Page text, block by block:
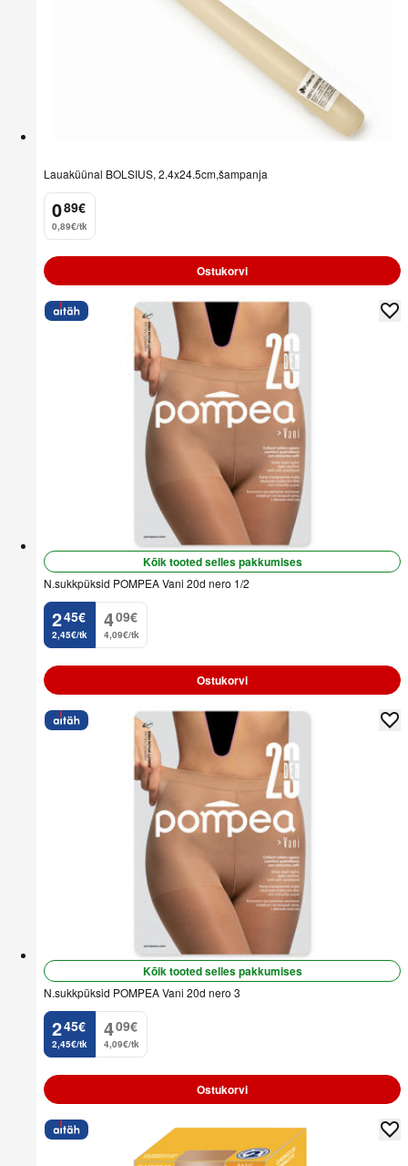
Lauaküünal BOLSIUS, 2.4x24.5cm,šampanja
0
. 89€
0,89€/tk
Ostukorvi
Kõik tooted selles pakkumises
N.sukkpüksid POMPEA Vani 20d nero 1/2
2
. 45€
2,45€/tk
4
. 09€
4,09€/tk
Ostukorvi
Kõik tooted selles pakkumises
N.sukkpüksid POMPEA Vani 20d nero 3
2
. 45€
2,45€/tk
4
. 09€
4,09€/tk
Ostukorvi